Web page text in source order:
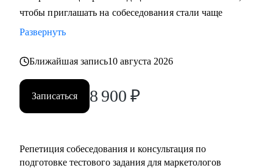
достижения намеченных целей
• Оценить навыки в маркетинге и дам рекомендации, что и
• Отвечу на любые вопросы, связанные с карьерой
маркетолога и поиском работы
Кому могу помочь:
• Начинающий в профессии
чтобы приглашать на собеседования стали чаще
Развернуть
Ближайшая запись10 августа 2026
Записаться 8 900 ₽
Репетиция собеседования и консультация по
подготовке тестового задания для маркетологов